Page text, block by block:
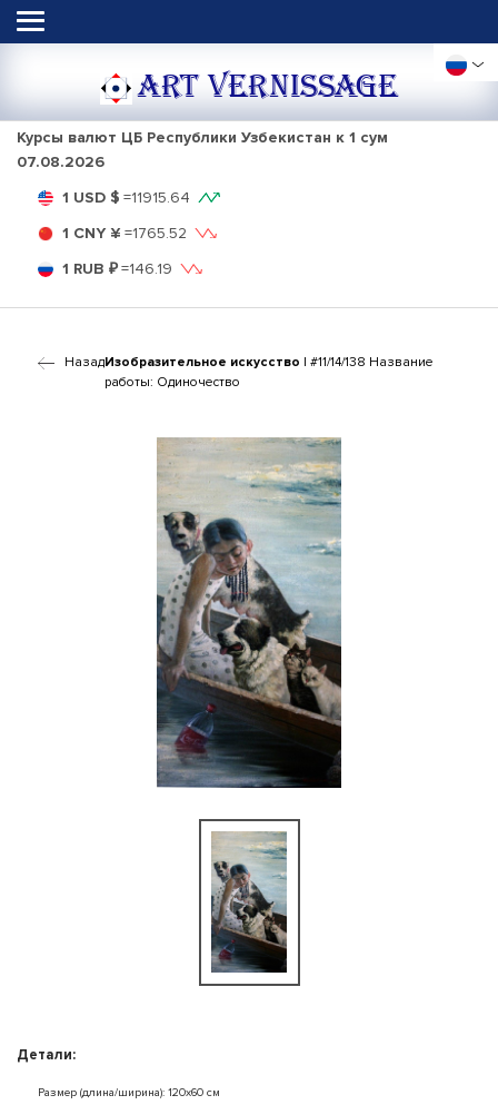
ART VERNISSAGE
Курсы валют ЦБ Республики Узбекистан к 1 сум
07.08.2026
1 USD $ =11915.64
1 CNY ¥ =1765.52
1 RUB ₽=146.19
НазадИзобразительное искусство | #11/14/138 Название
работы: Одиночество
Детали:
Размер (длина/ширина): 120x60 см